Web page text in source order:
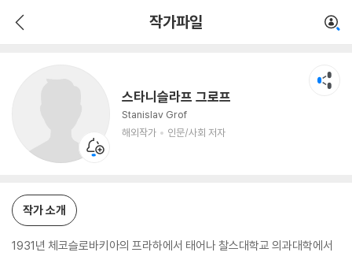
작가파일
스타니슬라프 그로프
Stanislav Grof
해외작가
인문/사회 저자
인문/사회 저자
작가 소개
1931년 체코슬로바키아의 프라하에서 태어나 찰스대학교 의과대학에서